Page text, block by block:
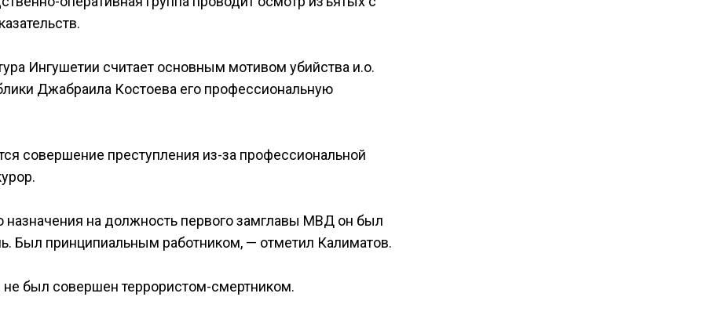
Ингушетии считает основным мотивом убийства и.о.
Джабраила Костоева его профессиональную
совершение преступления из-за профессиональной
назначения на должность первого замглавы МВД он был
Был принципиальным работником, — отметил Калиматов.
не был совершен террористом-смертником.